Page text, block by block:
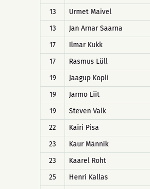
13
Urmet Maivel
13
Jan Arnar Saarna
17
Ilmar Kukk
17
Rasmus Lüll
19
Jaagup Kopli
19
Jarmo Liit
19
Steven Valk
22
Kairi Pisa
23
Kaur Männik
23
Kaarel Roht
25
Henri Kallas